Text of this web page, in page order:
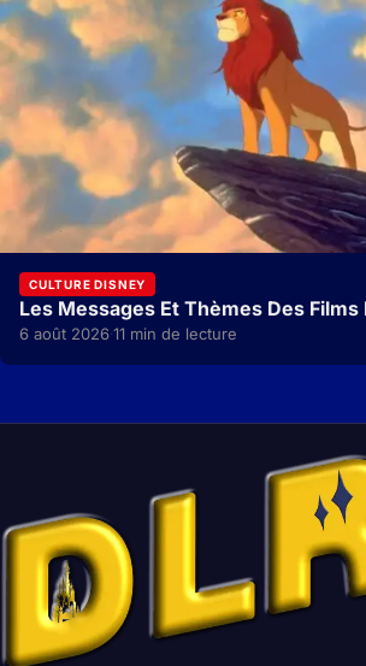
CULTURE DISNEY
Les Messages Et Thèmes Des Films
6 août 2026·11 min de lecture